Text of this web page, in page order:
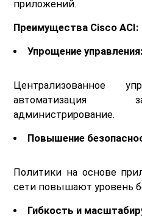
приложений.
Преимущества Cisco ACI:
Упрощение управления:
Централизованное
автоматизация
администрирование.
Повышение
Политики на основе
сети повышают уровень
Гибкость и